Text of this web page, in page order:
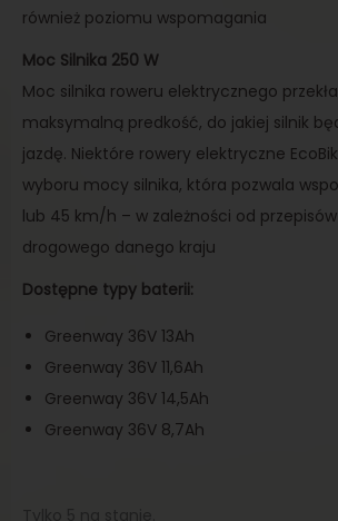
również poziomu wspomagania
Moc Silnika 250 W
Moc silnika roweru elektrycznego
maksymalną predkość, do jakiej silnik
jazdę. Niektóre rowery elektryczne
wyboru mocy silnika, która pozwala
lub 45 km/h – w zależności od
drogowego danego kraju
Dostępne typy baterii:
Greenway 36V 13Ah
Greenway 36V 11,6Ah
Greenway 36V 14,5Ah
Greenway 36V 8,7Ah